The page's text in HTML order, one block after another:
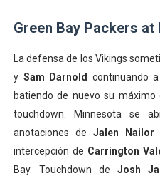
Green Bay Packers
La defensa de los Vikings
y Sam Darnold
continuando
batiendo de nuevo su
touchdown. Minnesota se
anotaciones de Jalen Nailor
intercepción de Carrington
Bay. Touchdown de Josh